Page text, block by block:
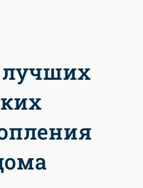
лучших